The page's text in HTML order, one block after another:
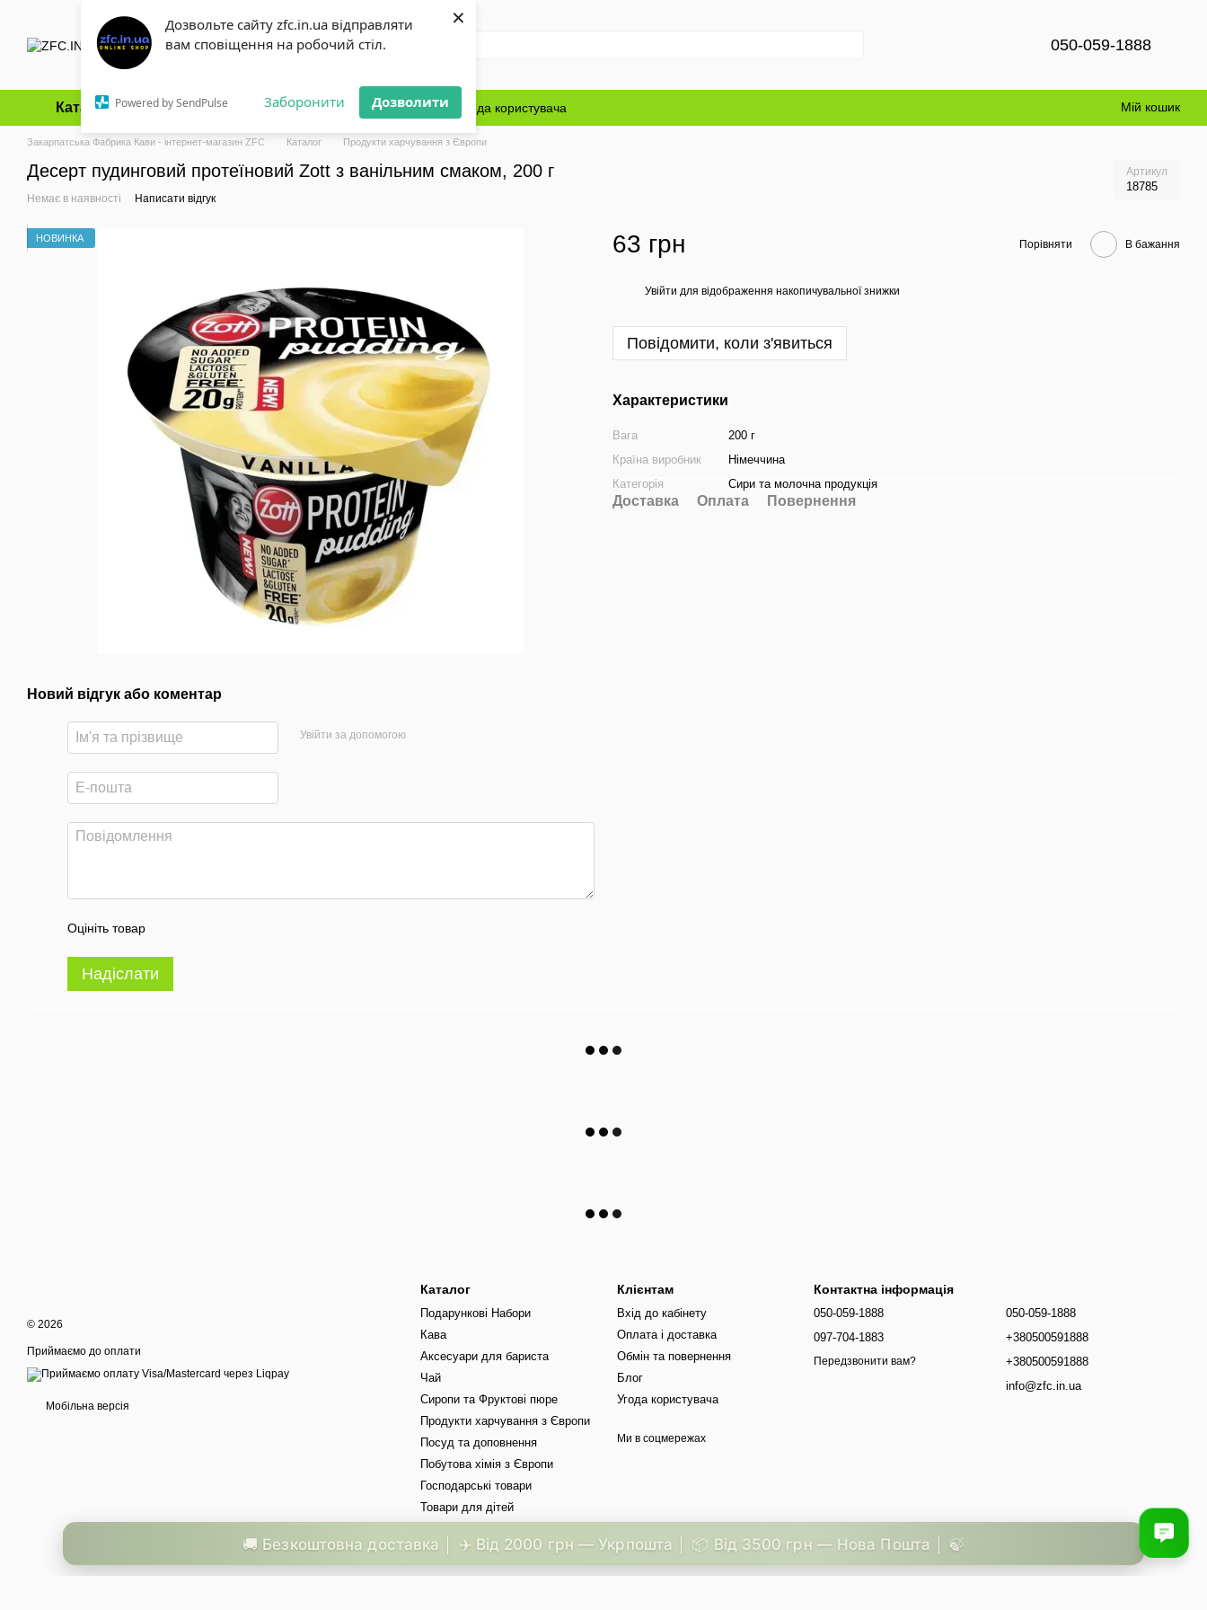
Дозвольте сайту zfc.in.ua відправляти
вам сповіщення на робочий стіл.
Powered by SendPulse Заборонити Дозволити
×
Перейти до основного контенту
050-059-1888
Каталог Оплата і доставка Обмін та повернення Блог Угода користувача Мій кошик
Закарпатська Фабрика Кави - інтернет-магазин ZFC Каталог Продукти харчування з Європи
Десерт пудинговий протеїновий Zott з ванільним смаком, 200 г Артикул
18785
Немає в наявності Написати відгук
НОВИНКА
Новий відгук або коментар
Увійти за допомогою
Оцініть товар
Надіслати
63 грн Порівняти В бажання
Увійти для відображення накопичувальної знижки
Повідомити, коли з'явиться
Характеристики
Вага
200 г
Країна виробник
Німеччина
Категорія
Сири та молочна продукція
Доставка Оплата Повернення
© 2026
Приймаємо до оплати
Мобільна версія
Каталог
Подарункові Набори
Кава
Аксесуари для бариста
Чай
Сиропи та Фруктові пюре
Продукти харчування з Європи
Посуд та доповнення
Побутова хімія з Європи
Господарські товари
Товари для дітей
Клієнтам
Вхід до кабінету
Оплата і доставка
Обмін та повернення
Блог
Угода користувача
Ми в соцмережах
Контактна інформація
050-059-1888
097-704-1883
Передзвонити вам?
050-059-1888
+380500591888
+380500591888
info@zfc.in.ua